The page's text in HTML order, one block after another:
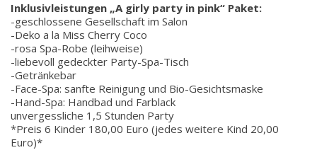
Inklusivleistungen „A girly party in pink“ Paket:
-geschlossene Gesellschaft im Salon
-Deko a la Miss Cherry Coco
-rosa Spa-Robe (leihweise)
-liebevoll gedeckter Party-Spa-Tisch
-Getränkebar
-Face-Spa: sanfte Reinigung und Bio-Gesichtsmaske
-Hand-Spa: Handbad und Farblack
unvergessliche 1,5 Stunden Party
*Preis 6 Kinder 180,00 Euro (jedes weitere Kind 20,00
Euro)*